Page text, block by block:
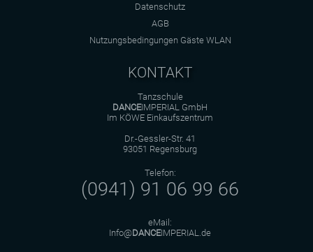
Datenschutz
AGB
Nutzungsbedingungen Gäste WLAN
KONTAKT
Tanzschule
DANCEIMPERIAL GmbH
Im KÖWE Einkaufszentrum
Dr.-Gessler-Str. 41
93051 Regensburg
Telefon:
(0941) 91 06 99 66
eMail:
Info@DANCEIMPERIAL.de